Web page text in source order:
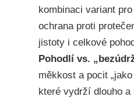
kombinaci variant
ochrana proti
jistoty i celkové
Pohodlí vs.
měkkost a pocit
které vydrží dlouho